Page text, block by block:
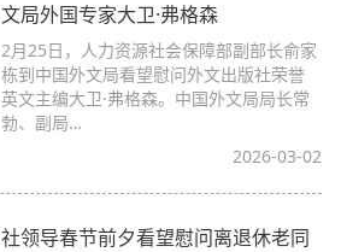
文局外国专家大卫·弗格森
2月25日，人力资源社会保障部副部长俞家
栋到中国外文局看望慰问外文出版社荣誉
英文主编大卫·弗格森。中国外文局局长常
勃、副局…
2026-03-02
社领导春节前夕看望慰问离退休老同